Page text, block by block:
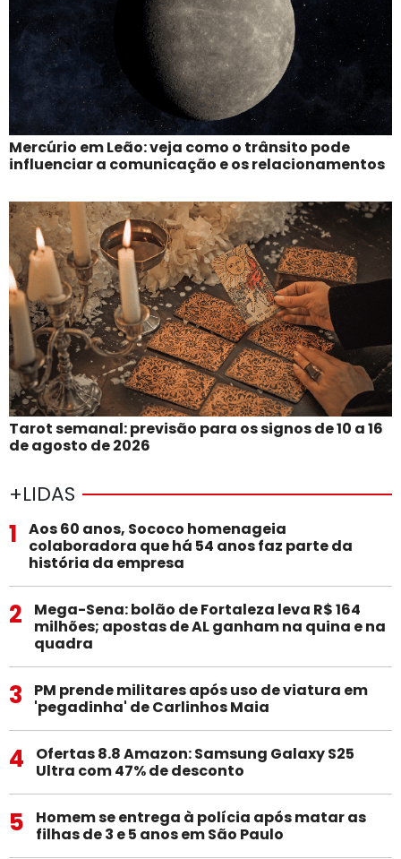
Mercúrio em Leão: veja como o trânsito pode
influenciar a comunicação e os relacionamentos
Tarot semanal: previsão para os signos de 10 a 16
de agosto de 2026
+LIDAS
1
Aos 60 anos, Sococo homenageia
colaboradora que há 54 anos faz parte da
história da empresa
2
Mega-Sena: bolão de Fortaleza leva R$ 164
milhões; apostas de AL ganham na quina e na
quadra
3
PM prende militares após uso de viatura em
'pegadinha' de Carlinhos Maia
4
Ofertas 8.8 Amazon: Samsung Galaxy S25
Ultra com 47% de desconto
5
Homem se entrega à polícia após matar as
filhas de 3 e 5 anos em São Paulo